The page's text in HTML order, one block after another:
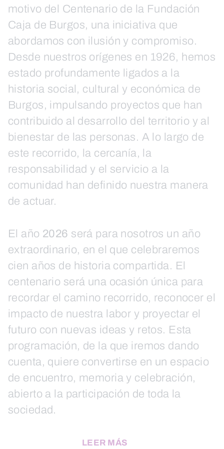
motivo del Centenario de la Fundación
Caja de Burgos, una iniciativa que
abordamos con ilusión y compromiso.
Desde nuestros orígenes en 1926, hemos
estado profundamente ligados a la
historia social, cultural y económica de
Burgos, impulsando proyectos que han
contribuido al desarrollo del territorio y al
bienestar de las personas. A lo largo de
este recorrido, la cercanía, la
responsabilidad y el servicio a la
comunidad han definido nuestra manera
de actuar.
El año 2026 será para nosotros un año
extraordinario, en el que celebraremos
cien años de historia compartida. El
centenario será una ocasión única para
recordar el camino recorrido, reconocer el
impacto de nuestra labor y proyectar el
futuro con nuevas ideas y retos. Esta
programación, de la que iremos dando
cuenta, quiere convertirse en un espacio
de encuentro, memoria y celebración,
abierto a la participación de toda la
sociedad.
LEER MÁS